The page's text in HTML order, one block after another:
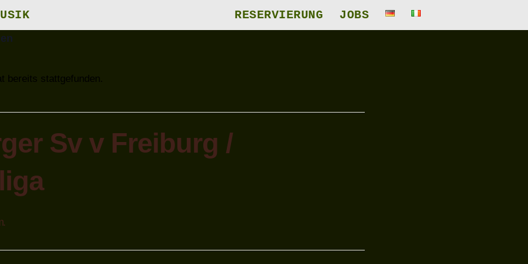
RESERVIERUNG JOBS
bereits stattgefunden.
Sv v Freiburg /